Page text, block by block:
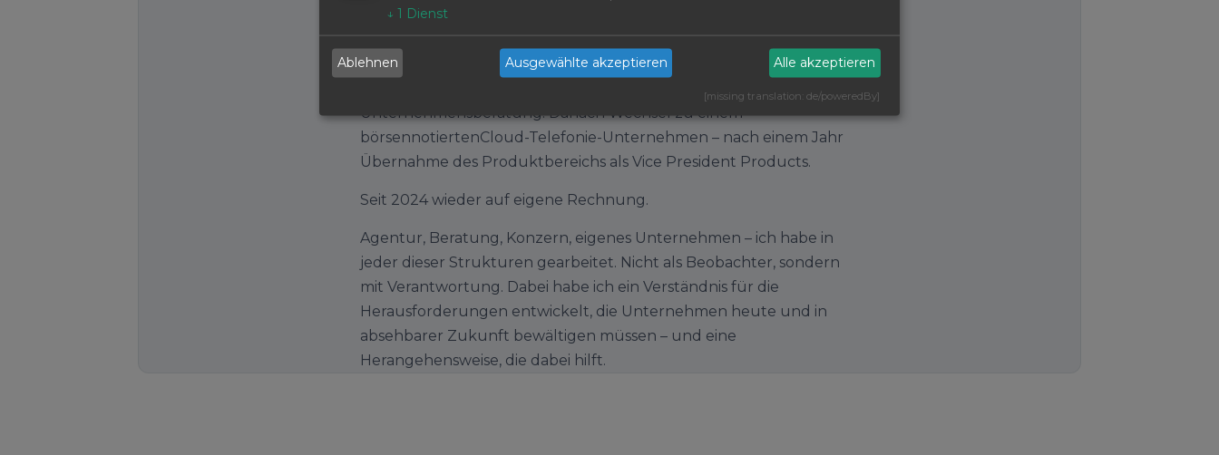
Erstes Unternehmen während des Studiums. Erste
Internetprojekte 1995. 1998 Gründung der xmachina GmbH als
Internetagentur. Ab 2007 über zehn Jahre in der
Unternehmensberatung. Danach Wechsel zu einem
börsennotiertenCloud-Telefonie-Unternehmen – nach einem Jahr
Übernahme des Produktbereichs als Vice President Products.
Seit 2024 wieder auf eigene Rechnung.
Agentur, Beratung, Konzern, eigenes Unternehmen – ich habe in
jeder dieser Strukturen gearbeitet. Nicht als Beobachter, sondern
mit Verantwortung. Dabei habe ich ein Verständnis für die
Herausforderungen entwickelt, die Unternehmen heute und in
absehbarer Zukunft bewältigen müssen – und eine
Herangehensweise, die dabei hilft.
↓ 1 Dienst
Ablehnen Ausgewählte akzeptieren Alle akzeptieren
[missing translation: de/poweredBy]